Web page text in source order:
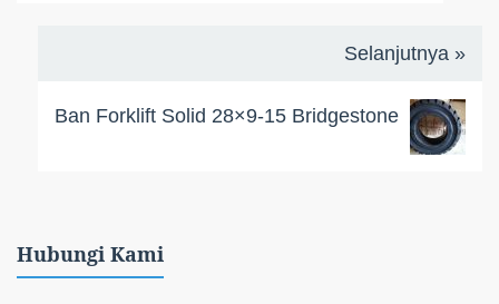
Selanjutnya »
Ban Forklift Solid 28×9-15 Bridgestone
Hubungi Kami